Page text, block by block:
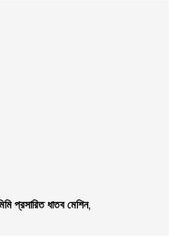
প্রসারিত ধাতব মেশিন,